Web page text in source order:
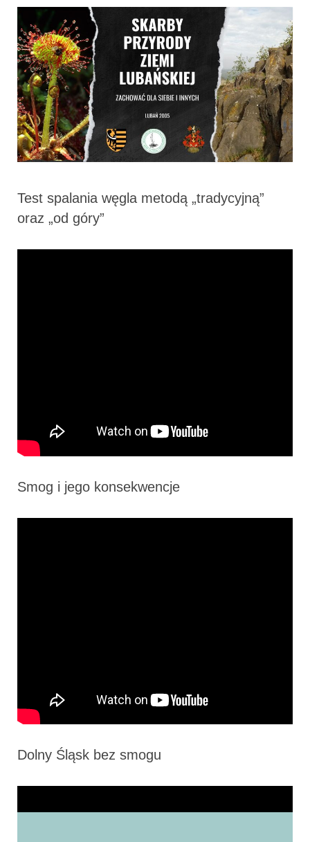
Test spalania węgla metodą „tradycyjną”
oraz „od góry”
Smog i jego konsekwencje
Dolny Śląsk bez smogu